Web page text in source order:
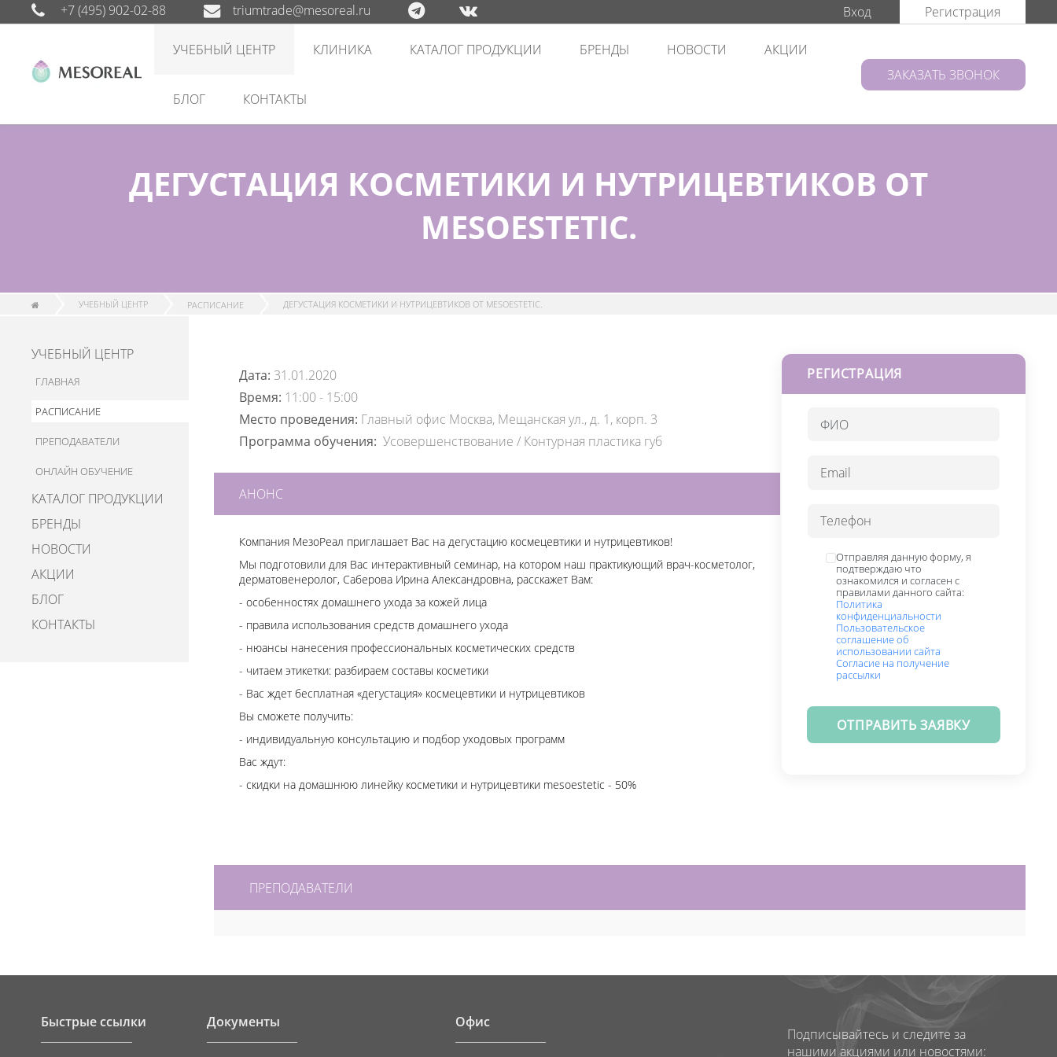
+7 (495) 902-02-88 triumtrade@mesoreal.ru Вход Регистрация
УЧЕБНЫЙ ЦЕНТР КЛИНИКА КАТАЛОГ ПРОДУКЦИИ БРЕНДЫ НОВОСТИ АКЦИИ
БЛОГ КОНТАКТЫ
ЗАКАЗАТЬ ЗВОНОК
ДЕГУСТАЦИЯ КОСМЕТИКИ И НУТРИЦЕВТИКОВ ОТ
MESOESTETIC.
УЧЕБНЫЙ ЦЕНТР РАСПИСАНИЕ ДЕГУСТАЦИЯ КОСМЕТИКИ И НУТРИЦЕВТИКОВ ОТ MESOESTETIC.
УЧЕБНЫЙ ЦЕНТР
ГЛАВНАЯ
РАСПИСАНИЕ
ПРЕПОДАВАТЕЛИ
ОНЛАЙН ОБУЧЕНИЕ
КАТАЛОГ ПРОДУКЦИИ
БРЕНДЫ
НОВОСТИ
АКЦИИ
БЛОГ
КОНТАКТЫ
РЕГИСТРАЦИЯ
Отправляя данную форму, я
подтверждаю что
ознакомился и согласен с
правилами данного сайта:
Политика
конфиденциальности
Пользовательское
соглашение об
использовании сайта
Согласие на получение
рассылки
ОТПРАВИТЬ ЗАЯВКУ
Дата: 31.01.2020
Время: 11:00 - 15:00
Место проведения: Главный офис Москва, Мещанская ул., д. 1, корп. 3
Программа обучения: Усовершенствование / Контурная пластика губ
АНОНС
Компания МезоРеал приглашает Вас на дегустацию космецевтики и нутрицевтиков!
Мы подготовили для Вас интерактивный семинар, на котором наш практикующий врач-косметолог,
дерматовенеролог, Саберова Ирина Александровна, расскажет Вам:
- особенностях домашнего ухода за кожей лица
- правила использования средств домашнего ухода
- нюансы нанесения профессиональных косметических средств
- читаем этикетки: разбираем составы косметики
- Вас ждет бесплатная «дегустация» космецевтики и нутрицевтиков
Вы сможете получить:
- индивидуальную консультацию и подбор уходовых программ
Вас ждут:
- скидки на домашнюю линейку косметики и нутрицевтики mesoestetic - 50%
ПРЕПОДАВАТЕЛИ
Быстрые ссылки Документы Офис
Подписывайтесь и следите за
нашими акциями или новостями: